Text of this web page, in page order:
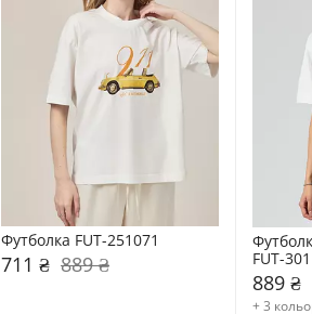
Футболка FUT-251071
711 ₴ 889 ₴
FUT-301
889 ₴
+ 3